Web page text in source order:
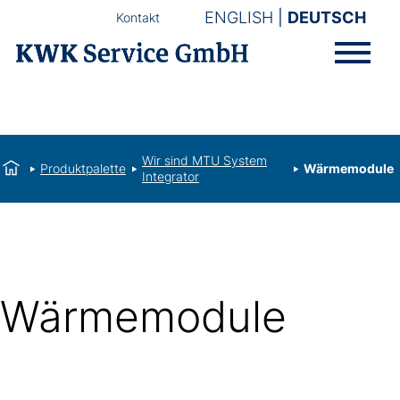
ENGLISH DEUTSCH
Kontakt
Produktpalette
Wir sind MTU System
Integrator
Wärmemodule
Wärmemodule